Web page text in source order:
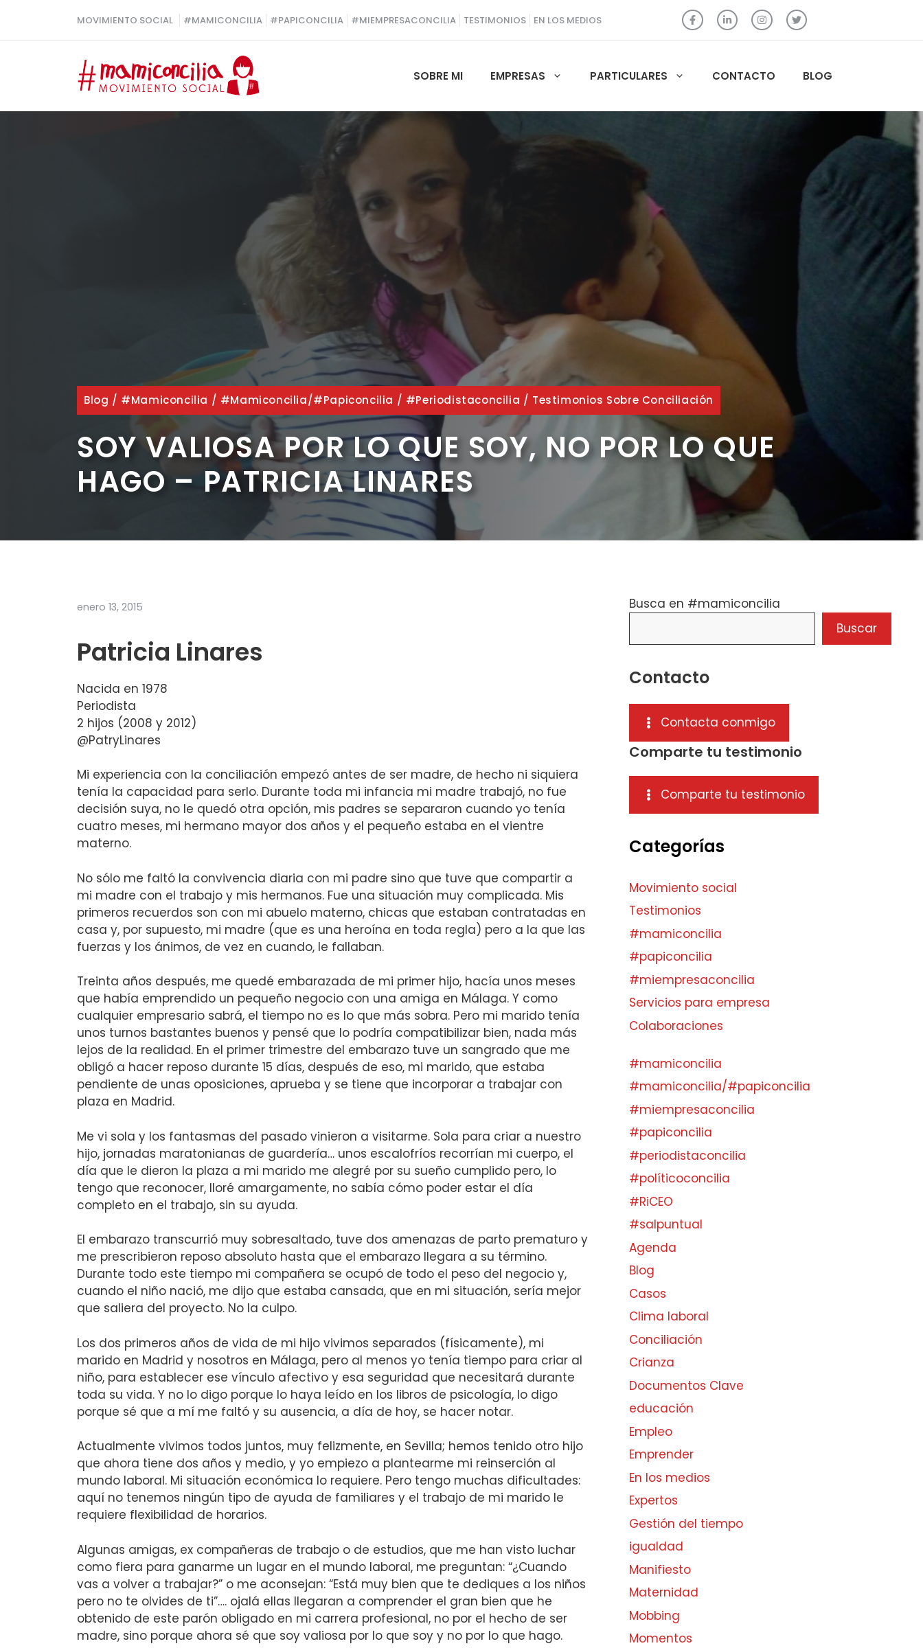
contenido
MOVIMIENTO SOCIAL #MAMICONCILIA #PAPICONCILIA #MIEMPRESACONCILIA TESTIMONIOS EN LOS MEDIOS
SOBRE MI EMPRESAS PARTICULARES CONTACTO BLOG
Blog / #mamiconcilia / #mamiconcilia/#papiconcilia / #periodistaconcilia / Testimonios Sobre Conciliación
SOY VALIOSA POR LO QUE SOY, NO POR LO QUE
HAGO – PATRICIA LINARES
enero 13, 2015
Patricia Linares
Nacida en 1978
Periodista
2 hijos (2008 y 2012)
@PatryLinares
Mi experiencia con la conciliación empezó antes de ser madre, de hecho ni siquiera
tenía la capacidad para serlo. Durante toda mi infancia mi madre trabajó, no fue
decisión suya, no le quedó otra opción, mis padres se separaron cuando yo tenía
cuatro meses, mi hermano mayor dos años y el pequeño estaba en el vientre
materno.
No sólo me faltó la convivencia diaria con mi padre sino que tuve que compartir a
mi madre con el trabajo y mis hermanos. Fue una situación muy complicada. Mis
primeros recuerdos son con mi abuelo materno, chicas que estaban contratadas en
casa y, por supuesto, mi madre (que es una heroína en toda regla) pero a la que las
fuerzas y los ánimos, de vez en cuando, le fallaban.
Treinta años después, me quedé embarazada de mi primer hijo, hacía unos meses
que había emprendido un pequeño negocio con una amiga en Málaga. Y como
cualquier empresario sabrá, el tiempo no es lo que más sobra. Pero mi marido tenía
unos turnos bastantes buenos y pensé que lo podría compatibilizar bien, nada más
lejos de la realidad. En el primer trimestre del embarazo tuve un sangrado que me
obligó a hacer reposo durante 15 días, después de eso, mi marido, que estaba
pendiente de unas oposiciones, aprueba y se tiene que incorporar a trabajar con
plaza en Madrid.
Me vi sola y los fantasmas del pasado vinieron a visitarme. Sola para criar a nuestro
hijo, jornadas maratonianas de guardería… unos escalofríos recorrían mi cuerpo, el
día que le dieron la plaza a mi marido me alegré por su sueño cumplido pero, lo
tengo que reconocer, lloré amargamente, no sabía cómo poder estar el día
completo en el trabajo, sin su ayuda.
El embarazo transcurrió muy sobresaltado, tuve dos amenazas de parto prematuro y
me prescribieron reposo absoluto hasta que el embarazo llegara a su término.
Durante todo este tiempo mi compañera se ocupó de todo el peso del negocio y,
cuando el niño nació, me dijo que estaba cansada, que en mi situación, sería mejor
que saliera del proyecto. No la culpo.
Los dos primeros años de vida de mi hijo vivimos separados (físicamente), mi
marido en Madrid y nosotros en Málaga, pero al menos yo tenía tiempo para criar al
niño, para establecer ese vínculo afectivo y esa seguridad que necesitará durante
toda su vida. Y no lo digo porque lo haya leído en los libros de psicología, lo digo
porque sé que a mí me faltó y su ausencia, a día de hoy, se hacer notar.
Actualmente vivimos todos juntos, muy felizmente, en Sevilla; hemos tenido otro hijo
que ahora tiene dos años y medio, y yo empiezo a plantearme mi reinserción al
mundo laboral. Mi situación económica lo requiere. Pero tengo muchas dificultades:
aquí no tenemos ningún tipo de ayuda de familiares y el trabajo de mi marido le
requiere flexibilidad de horarios.
Algunas amigas, ex compañeras de trabajo o de estudios, que me han visto luchar
como fiera para ganarme un lugar en el mundo laboral, me preguntan: “¿Cuando
vas a volver a trabajar?” o me aconsejan: “Está muy bien que te dediques a los niños
pero no te olvides de ti”…. ojalá ellas llegaran a comprender el gran bien que he
obtenido de este parón obligado en mi carrera profesional, no por el hecho de ser
madre, sino porque ahora sé que soy valiosa por lo que soy y no por lo que hago.
Busca en #mamiconcilia
Buscar
Contacto
Contacta conmigo
Comparte tu testimonio
Comparte tu testimonio
Categorías
Movimiento social
Testimonios
#mamiconcilia
#papiconcilia
#miempresaconcilia
Servicios para empresa
Colaboraciones
#mamiconcilia
#mamiconcilia/#papiconcilia
#miempresaconcilia
#papiconcilia
#periodistaconcilia
#políticoconcilia
#RiCEO
#salpuntual
Agenda
Blog
Casos
Clima laboral
Conciliación
Crianza
Documentos Clave
educación
Empleo
Emprender
En los medios
Expertos
Gestión del tiempo
igualdad
Manifiesto
Maternidad
Mobbing
Momentos